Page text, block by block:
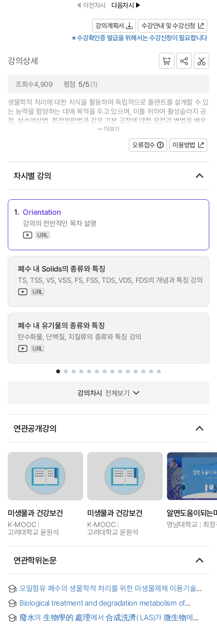
이전차시 다음차시
강의계획서
수강안내 및 수강신청
※ 수강확인증 발급을 위해서는 수강신청이 필요합니다
강의상세
조회수4,909 평점 5/5(1)
생물학적 처리에 대한 지식을 활용하여 독립적으로 플랜트를 설계할 수 있
는 능력을 함양하는 데에 목적을 두고 있으며, 이를 위하여 활성슬러지 공
정, 살수여상법, 회전원판법과 같은 기본 공정에 대한 운전과 변법을 배우
고 미생물의 성장동력학적인 관...
더보기
오류접수 이용방법
차시별 강의
1. Orientation
강의의 전반적인 목차 설명
URL
폐수 내 Solids의 종류와 특징
TS, TSS, VS, VSS, FS, FSS, TDS, VDS, FDS의 개념과 특징 강의
URL
폐수 내 유기물의 종류와 특징
탄수화물, 단백질, 지질류의 종류와 특징 강의
URL
강의차시 전체보기
연관공개강의
미생물과 건강보건
K-MOOC
고려대학교 윤원석
미생물과 건강보건
K-MOOC
고려대학교 윤원석
알면도움이되는
영남대학교 최
연관학위논문
오일함유 폐수의 생물학적 처리를 위한 미생물제제 이용기술
treatment of oil-containing wastewater
Biological treatment and degradation metabolism of
cyanide compounds by microorganisms isolated from
wastewater of coke oven plant = 코크스 폐수로부터 분리한
廢水의 生物學的 處理에서 合成洗濟( LAS)가 微生物에